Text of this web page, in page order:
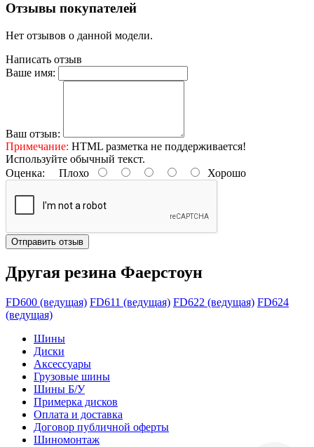
Отзывы покупателей
Нет отзывов о данной модели.
Написать отзыв
Ваше имя:
Ваш отзыв:
Примечание: HTML разметка не поддерживается!
Используйте обычный текст.
Оценка: Плохо Хорошо
Отправить отзыв
Другая резина Фаерстоун
FD600 (ведущая) FD611 (ведущая) FD622 (ведущая) FD624
(ведущая)
Шины
Диски
Аксессуары
Грузовые шины
Шины Б/У
Примерка дисков
Оплата и доставка
Договор публичной оферты
Шиномонтаж